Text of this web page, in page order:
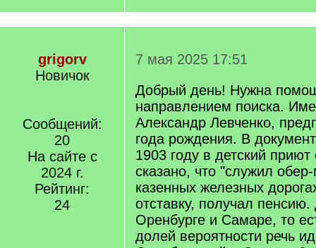
grigorv
Новичок
Сообщений:
20
На сайте с
2024 г.
Рейтинг:
24
7 мая 2025 17:51
Добрый день! Нужна
направлением поиска.
Александр Левченко,
года рождения. В
1903 году в детский приют
сказано, что "служил
казенных железных
отставку, получал
Оренбурге и Самаре, то
долей вероятности речь